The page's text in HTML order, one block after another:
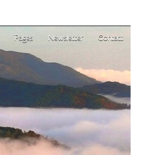
Pages Newsletter Contact